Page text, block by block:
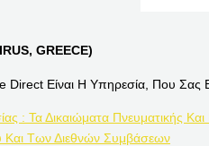
GREECE)
Είναι Η Υπηρεσία, Που Σας
: Τα Δικαιώματα Πνευματικής
Και Των Διεθνών Συμβάσεων